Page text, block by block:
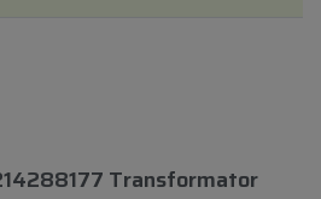
Transformator